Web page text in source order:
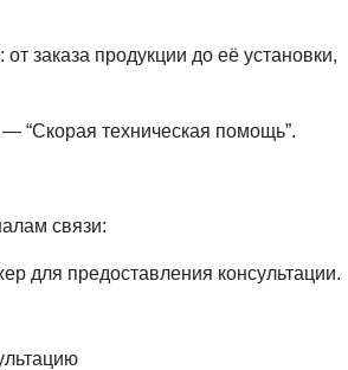
заказа продукции до её установки,
“Скорая техническая помощь”.
связи:
для предоставления консультации.